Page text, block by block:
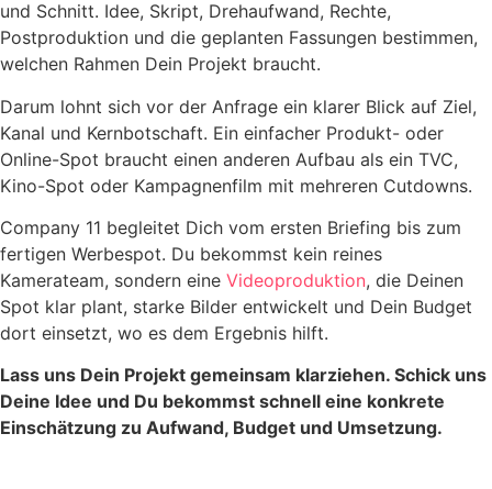
und Schnitt. Idee, Skript, Drehaufwand, Rechte,
Postproduktion und die geplanten Fassungen bestimmen,
welchen Rahmen Dein Projekt braucht.
Darum lohnt sich vor der Anfrage ein klarer Blick auf Ziel,
Kanal und Kernbotschaft. Ein einfacher Produkt- oder
Online-Spot braucht einen anderen Aufbau als ein TVC,
Kino-Spot oder Kampagnenfilm mit mehreren Cutdowns.
Company 11 begleitet Dich vom ersten Briefing bis zum
fertigen Werbespot. Du bekommst kein reines
Kamerateam, sondern eine Videoproduktion, die Deinen
Spot klar plant, starke Bilder entwickelt und Dein Budget
dort einsetzt, wo es dem Ergebnis hilft.
Lass uns Dein Projekt gemeinsam klarziehen. Schick uns
Deine Idee und Du bekommst schnell eine konkrete
Einschätzung zu Aufwand, Budget und Umsetzung.